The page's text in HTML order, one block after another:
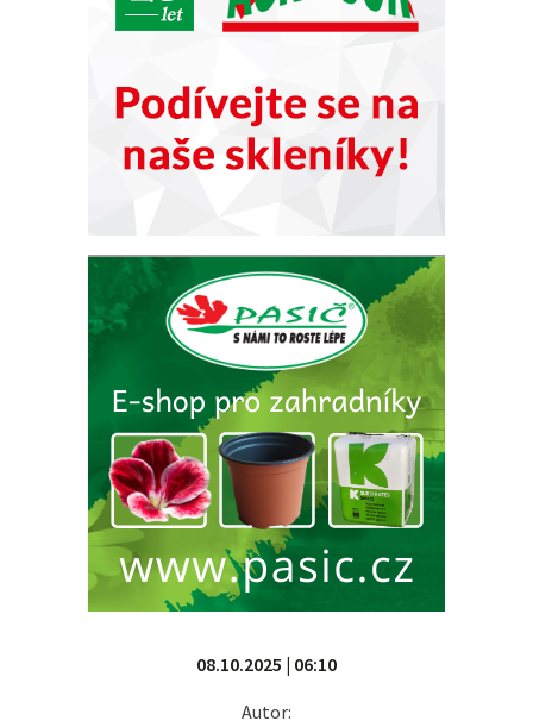
08.10.2025 | 06:10
Autor: